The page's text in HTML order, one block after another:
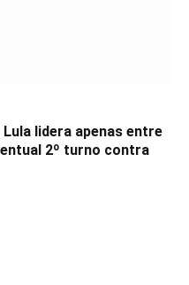
lidera apenas entre
2º turno contra